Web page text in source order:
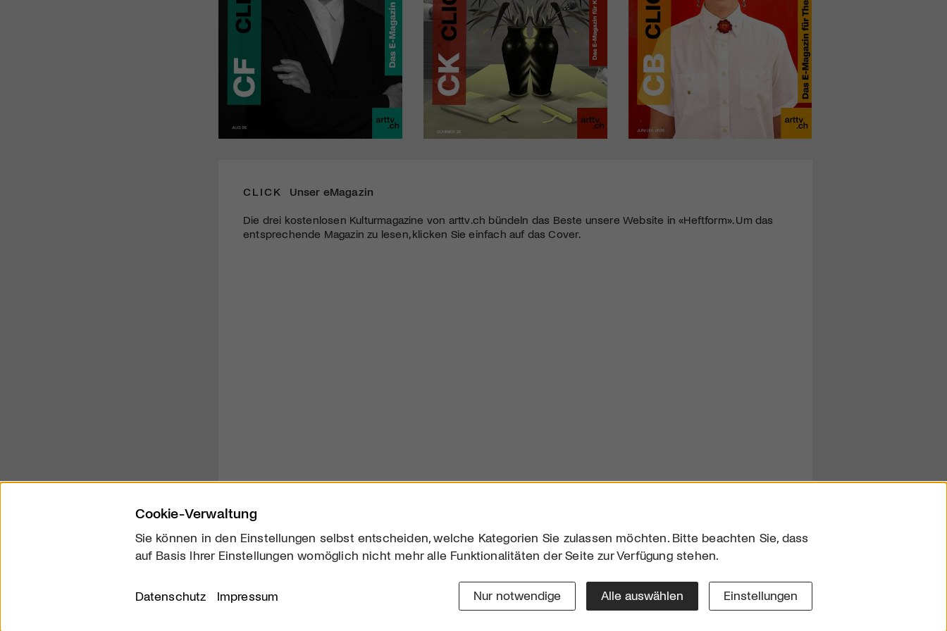
CLICK Unser eMagazin
Die drei kostenlosen Kulturmagazine von arttv.ch bündeln das Beste unsere Website in «Heftform». Um das
entsprechende Magazin zu lesen, klicken Sie einfach auf das Cover.
Über uns
Downloads
Impressum
Cookie-Verwaltung
Sie können in den Einstellungen selbst entscheiden, welche Kategorien Sie zulassen möchten. Bitte beachten Sie, dass
auf Basis Ihrer Einstellungen womöglich nicht mehr alle Funktionalitäten der Seite zur Verfügung stehen.
Datenschutz Impressum Nur notwendige Alle auswählen Einstellungen